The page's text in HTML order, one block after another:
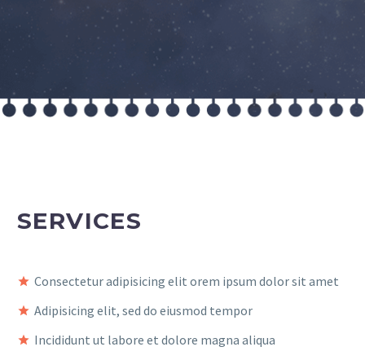
SERVICES
Consectetur adipisicing elit orem ipsum dolor sit amet
Adipisicing elit, sed do eiusmod tempor
Incididunt ut labore et dolore magna aliqua